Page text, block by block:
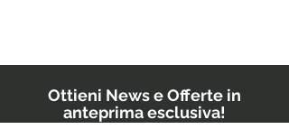
bambini?
Ottieni News e Offerte in
anteprima esclusiva!